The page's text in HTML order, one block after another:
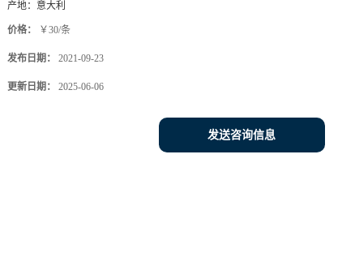
产地： 意大利
价格： ￥30/条
发布日期： 2021-09-23
更新日期： 2025-06-06
发送咨询信息